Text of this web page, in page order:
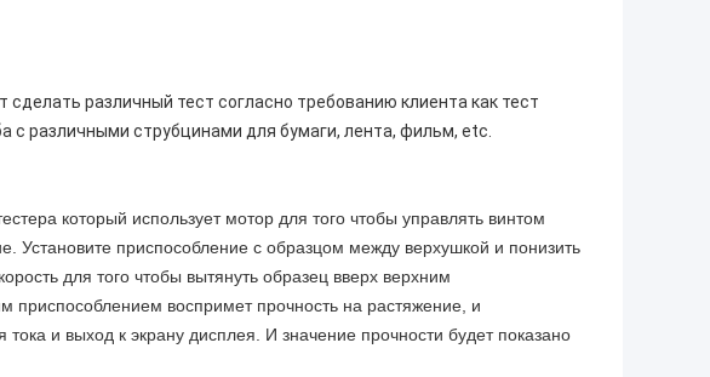
различный тест согласно требованию клиента как тест
с различными струбцинами для бумаги, лента, фильм, etc.
который использует мотор для того чтобы управлять винтом
Установите приспособление с образцом между верхушкой и понизить
для того чтобы вытянуть образец вверх верхним
приспособлением воспримет прочность на растяжение, и
и выход к экрану дисплея. И значение прочности будет показано